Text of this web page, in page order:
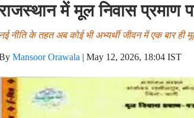
में मूल निवास प्रमाण
नई नीति के तहत अब कोई भी अभ्यर्थी जीवन में एक बार ही
Mansoor Orawala | May 12, 2026, 18:04 IST